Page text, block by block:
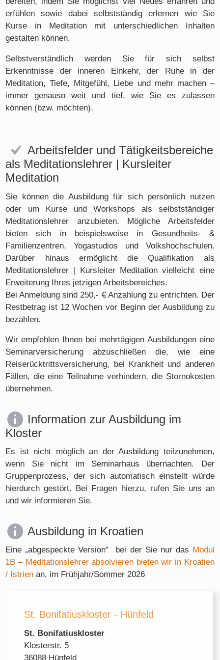
erfühlen sowie dabei selbstständig erlernen wie Sie
Kurse in Meditation mit unterschiedlichen Inhalten
gestalten können.
Selbstverständlich werden Sie für sich selbst
Erkenntnisse der inneren Einkehr, der Ruhe in der
Meditation, Tiefe, Mitgefühl, Liebe und mehr machen –
immer genauso weit und tief, wie Sie es zulassen
können (bzw. möchten).
Arbeitsfelder und Tätigkeitsbereiche
als Meditationslehrer | Kursleiter
Meditation
Sie können die Ausbildung für sich persönlich nutzen
oder um Kurse und Workshops als selbstständiger
Meditationslehrer anzubieten. Mögliche Arbeitsfelder
bieten sich in beispielsweise in Gesundheits- &
Familienzentren, Yogastudios und Volkshochschulen.
Darüber hinaus ermöglicht die Qualifikation als
Meditationslehrer | Kursleiter Meditation vielleicht eine
Erweiterung Ihres jetzigen Arbeitsbereiches.
Bei Anmeldung sind 250,- € Anzahlung zu entrichten. Der
Restbetrag ist 12 Wochen vor Beginn der Ausbildung zu
bezahlen.
Wir empfehlen Ihnen bei mehrtägigen Ausbildungen eine
Seminarversicherung abzuschließen die, wie eine
Reiserücktrittsversicherung, bei Krankheit und anderen
Fällen, die eine Teilnahme verhindern, die Stornokosten
übernehmen.
Information zur Ausbildung im
Kloster
Es ist nicht möglich an der Ausbildung teilzunehmen,
wenn Sie nicht im Seminarhaus übernachten. Der
Gruppenprozess, der sich automatisch einstellt würde
hierdurch gestört. Bei Fragen hierzu, rufen Sie uns an
und wir informieren Sie.
Ausbildung in Kroatien
Eine „abgespeckte Version“ bei der Sie nur das Modul
1B – Meditationslehrer absolvieren bieten wir in Kroatien
/ Istrien an, im Frühjahr/Sommer 2026
St. Bonifatiuskloster - Hünfeld
St. Bonifatiuskloster
Klosterstr. 5
36088 Hünfeld